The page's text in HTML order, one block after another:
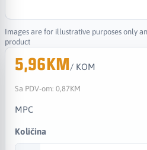
Images are for illustrative purposes only
product
5,96KM/ KOM
Sa PDV-om: 0,87KM
MPC
Količina